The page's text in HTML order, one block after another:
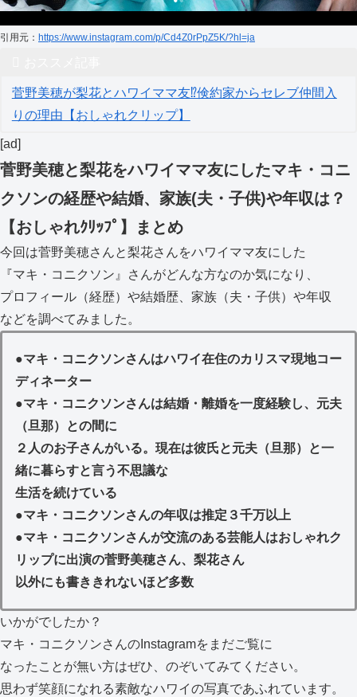
引用元： https://www.instagram.com/p/Cd4Z0rPpZ5K/?hl=ja
菅野美穂が梨花とハワイママ友⁉倹約家からセレブ仲間入
りの理由【おしゃれクリップ】
[ad]
菅野美穂と梨花をハワイママ友にしたマキ・コニ
クソンの経歴や結婚、家族(夫・子供)や年収は？
【おしゃれｸﾘｯﾌﾟ】まとめ
今回は菅野美穂さんと梨花さんをハワイママ友にした
『マキ・コニクソン』さんがどんな方なのか気になり、
プロフィール（経歴）や結婚歴、家族（夫・子供）や年収
などを調べてみました。
●マキ・コニクソンさんはハワイ在住のカリスマ現地コー
ディネーター
●マキ・コニクソンさんは結婚・離婚を一度経験し、元夫
（旦那）との間に
２人のお子さんがいる。現在は彼氏と元夫（旦那）と一
緒に暮らすと言う不思議な
生活を続けている
●マキ・コニクソンさんの年収は推定３千万以上
●マキ・コニクソンさんが交流のある芸能人はおしゃれク
リップに出演の菅野美穂さん、梨花さん
以外にも書ききれないほど多数
いかがでしたか？
マキ・コニクソンさんのInstagramをまだご覧に
なったことが無い方はぜひ、のぞいてみてください。
思わず笑顔になれる素敵なハワイの写真であふれています。